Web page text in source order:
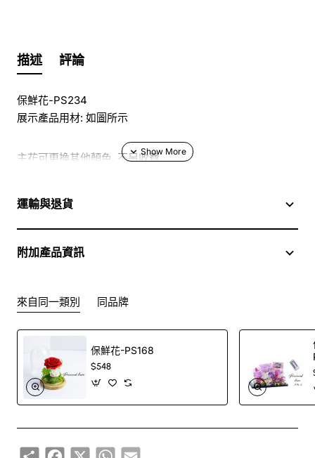
描述 評論
保鮮花-PS234
展示產品用材: 如圖所示
主花可更換其他顏色, 不另收費
於花店訂花, 隨花束附送精美心意咭一張, 歡迎到本花店查詢
訂購鮮花及手工製品前,為保障客戶利益,請閱讀 條款及細則
此花束價格不適用於(情人節期間 4/2-16/2)
運輸與退貨
附加產品資訊
來自同一類別 同品牌
保鮮花-PS168
$548
ShareFacebook
X WhatsApp
Email